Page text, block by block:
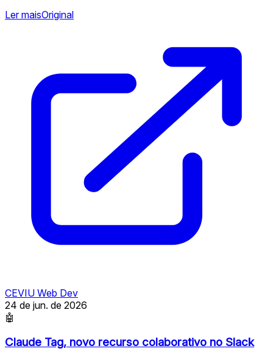
Ler maisOriginal
CEVIU Web Dev
24 de jun. de 2026
🤖
Claude Tag, novo recurso colaborativo no Slack